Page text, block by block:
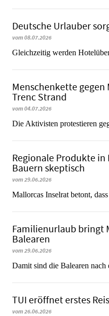
Deutsche Urlauber
vom 08.07.2026
Gleichzeitig werden
Menschenkette gegen
Trenc Strand
vom 04.07.2026
Die Aktivisten protestieren
Regionale Produkte
Bauern skeptisch
vom 29.06.2026
Mallorcas Inselrat betont,
Familienurlaub bringt
Balearen
vom 29.06.2026
​​​​​​​Damit sind die Balearen nach
TUI eröffnet erstes
vom 26.06.2026